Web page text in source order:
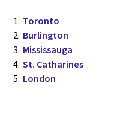
Toronto
Burlington
Mississauga
St. Catharines
London